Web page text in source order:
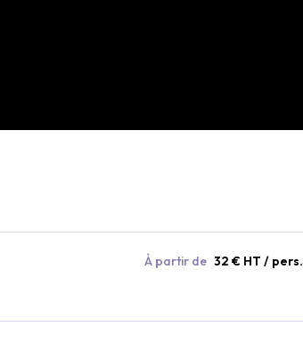
À partir de 32 € HT / pers.